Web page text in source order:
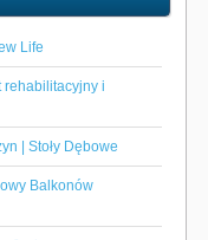
Life
rehabilitacyjny i
| Stoły Dębowe
Balkonów